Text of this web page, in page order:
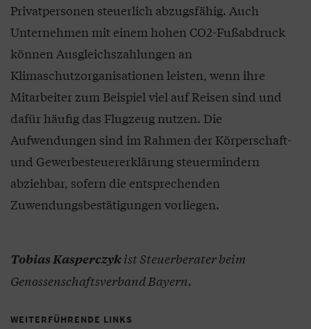
Privatpersonen steuerlich abzugsfähig. Auch
Unternehmen mit einem hohen CO2-Fußabdruck
können Ausgleichszahlungen an
Klimaschutzorganisationen leisten, wenn ihre
Mitarbeiter zum Beispiel viel auf Reisen sind und
dafür häufig das Flugzeug nutzen. Die
Aufwendungen sind im Rahmen der Körperschaft-
und Gewerbesteuererklärung steuermindern
abziehbar, sofern die entsprechenden
Zuwendungsbestätigungen vorliegen.
Tobias Kasperczykist Steuerberater beim
Genossenschaftsverband Bayern.
WEITERFÜHRENDE LINKS